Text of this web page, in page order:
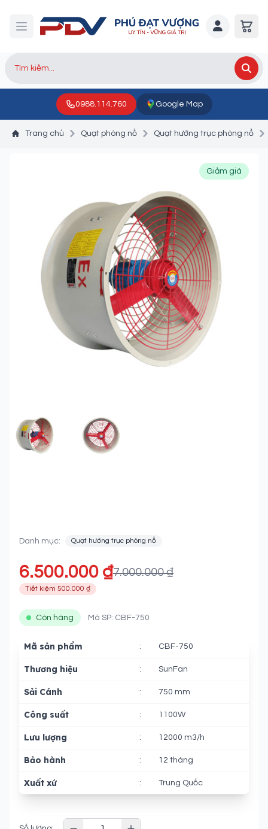
0988.114.760 Google Map
Trang chủ Quạt phòng nổ Quạt hướng trục phòng nổ
FEATURED IMAGEGALLERY IMAGE 1
Giảm giá
Danh mục: Quạt hướng trục phòng nổ
6.500.000 ₫7.000.000 ₫
Tiết kiệm 500.000 ₫
Còn hàng Mã SP: CBF-750
Mã sản phẩm : CBF-750
Thương hiệu : SunFan
Sải Cánh : 750 mm
Công suất : 1100W
Lưu lượng : 12000 m3/h
Bảo hành : 12 tháng
Xuất xứ : Trung Quốc